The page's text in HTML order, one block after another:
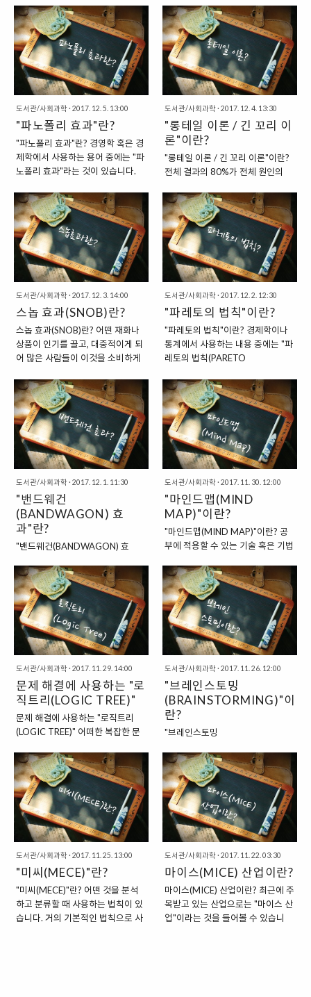
식이라고 할 수 있는 것이지요. "주
식의 물타기와 상당히 닮아있는 코
스트 에버리지 효과" 사실, 이 내용
은 주식에서 사용하는 "물타기"라는
용어와 상당히 닮아있는..
게 계산할 수 있는 72의 법칙" 그래
서 복리 이자를 간단하게 계산하는
방식이 있습니다. 경제학에서 다루
는 용..
국 세상은 돌고 돈다고 할 수 있는데
요. 이러한 내용을 가지고 실험을 한
내용이 있습니다. 바로 "친절함"과
"불친절함"에 반응하는 사람들의 모
습을 보여주는 실험인 것이지요.
"친절함과 불친절함에 반응하는 손
님들의 태도" 이 실험에서 다루고
있는 내용은 간단합니다. 바로 친절
한 점원이 실수를 저질렀을 때와 불
친절한 점원이 실수를 저질렀을 때,
손님들의 반응을 살펴보는 실험이
지요. 실험의 방법은 간단합니다. 카
스름돈을 더 많이 거슬러줍니다. 그
러고 나서 손님들의 반응을 관찰하
는 것이지요. 하지만 여기에 다른 점
이 있습니다. 바로 한 그룹에게..
지점에서 형성이 되고 있는데요. 하
지만, 이러한 원칙에서 상당히 벗어
나는 경우도 현실에서는 존재합니
다. 현실이 항상 이론과 함께 맞아떨
어지는 것은 아니니 말이죠. 어떤 특
정한 상품의 경우에는 가격이 낮을
때보다 가격이 비쌀 때 오히려 더 많
이 팔리기도 합니다. 정말 아이러니
한 현상인데, 실제로 이런 일이 벌어
지기도 하지요. 다이아몬드와 같은
보석류는 오히려, 가격이 더 높아질
수록 소비가 더 증가하기도 하는 것
이지요. "베블렌 효과란 무엇일까?"
이렇게, 일반적으로 가격이 시장에
서 형성되는 것이 아니라, 특정한 상
품의 경우에는 가격이 상승하는데
도 오히려 수요가 증가하는 ..
도서관/사회과학· 2017. 12. 5. 13:00
"파노폴리 효과"란?
"파노폴리 효과"란? 경영학 혹은 경
제학에서 사용하는 용어 중에는 "파
노폴리 효과"라는 것이 있습니다.
데요. 파노폴리 효과는 "EFFECT
DE PANOPLIE"라는 말로, 프랑스
어에서 나온 말입니다. 파노폴리는
프랑스어로 "집합"이라는 의미를 가
진 단어인데요. 프랑스의 철학자인
"장 보드리아르"가 사회학의 입장에
서 "명품이 현대 사회를 다시 계급
사회로 나누고 있다."며 비판하는 내
용으로 쓴 용어라고 합니다. "파노
폴리 효과란 무엇일까?" 그렇다면,
이러한 파노폴리 효과가 담고 있는
내용이 무엇일까요? 생각보다 간단
한 내용인데요. "특정 제품을 소비
하면, 유사한 급의 제품을 소비하는
소비자 집단과 같아진다는 환상"을
가리키는 말입니다. 쉽게 생각해서,
상류층이 어떤 ..
도서관/사회과학· 2017. 12. 4. 13:30
"롱테일 이론 / 긴 꼬리 이
론"이란?
"롱테일 이론 / 긴 꼬리 이론"이란?
전체 결과의 80%가 전체 원인의
는 "파레토의 법칙"이 있습니다. 하
지만, 같은 것을 보고도, 이렇게 다
른 시각으로 접근을 하기도 하는데
요. 파레토의 법칙은 이렇게 원인을
일으키는 20%의 소수에 집중하는
내용이라고 한다면, 롱테일 이론은
그 반대로 나머지 80%에 집중하는
이론이라고 할 수 있을 것입니다.
"롱테일 이론이란?" 롱테일 이론은
우리말로는 "긴 꼬리"이론이라고 옮
겨볼 수 있을 텐데요. 파레토의 법칙
을 가지고 그래프를 그려보면, 20%
에 속하는 부분은 아주 진하게 나타
날 것이고, 나머지 80%의 부분은
가늘고 길게 나타날 것입니다. 그만
큼, 원인을 발생시키는 효과가 미미
할 것이니 말이죠. 그래프에서 이렇
게 가늘고 길게 ..
도서관/사회과학· 2017. 12. 3. 14:00
스놉 효과(SNOB)란?
스놉 효과(SNOB)란? 어떤 재화나
상품이 인기를 끌고, 대중적이게 되
어 많은 사람들이 이것을 소비하게
드는 경우가 있습니다. 이러한 현상
을 두고 경제학에서는 "스놉 효
과"라고 하는데요. 여기에서의 스놉
은 영어의 "SNOB"이라는 단어에서
나온 표현입니다. "스놉(SNOB) =
고상한 체하는 사람 / 우월 의식에
빠져 있는 사람" 스놉이라는 말은
우리말로는 "속물"정도로 옮겨볼 수
있는 단어인데요. 상류사회를 동경
하고, 고상한 체하는 사람을 가리키
는 말이랍니다. 그래서, 우월의식에
는 사람을 가리키는 표현인 것이지
요. 그래서, 이렇게 어떤 재화나 상
품의 소비가 증가해서 많은 사람들
이 그것을 보유하거나 누리게 되면,
그것에 대한 소비..
도서관/사회과학· 2017. 12. 2. 12:30
"파레토의 법칙"이란?
"파레토의 법칙"이란? 경제학이나
통계에서 사용하는 내용 중에는 "파
레토의 법칙(PARETO
다. 이는 바로 이탈리아의 경제학자
"빌프레도 파레토"의 이름에서 따온
용어이지요. 이 용어를 경영학에 처
음으로 사용한 사람은 "조셉 주
란"이라는 사람입니다. "파레토의
법칙이란 무엇일까?" 파레토의 법
칙은 생각보다 간단합니다. 바로
"80:20의 법칙"이라는 말로 간단하
게 표현해볼 수 있는 법칙이지요. 이
내용은 바로 "전체 결과의 80%가
상"을 가리키는 말인데요. 이러한
파레토 법칙의 예로는 "20%의 백
화점 고객이 80% 매출액에 해당하
는 만큼의 소비를 일으키는 것"을
예로 들 수 있습니다. "파레토 법칙
의 다양한 예들..." 이러한 ..
도서관/사회과학· 2017. 12. 1. 11:30
"밴드웨건
(BANDWAGON) 효
과"란?
"밴드웨건(BANDWAGON) 효
이라는 영어 단어가 있습니다. 밴드
웨건은 축제 등에서 벌어지는 행렬
의 가장 앞에서 밴드를 태우고 행렬
을 이끌며 흥을 돋우는 역할을 하는
마차나 자동차를 가리킵니다. 이는
19세기 말 미국에서 선거에 밴드웨
건을 동원하면서 사람들의 관심을
끄는 데 성공했고, 그로 인해서 20
세기 이후부터는 선거 유세 현장에
서 밴드웨건을 타고 유세를 하는 것
이 일반적인 것이 되었다고 하지요.
이러한 밴드웨건의 특징에서 나온
에서 사용하는 용어로 "밴드웨건 효
과"라는 용어이지요. "밴드웨건 효
과란?" 밴드웨건 효과는 정치학과
경제학에서 사용하는데, 두 분야에
서 사용하는 용어의 의미가 조금 다
르긴 합니다. 한 번 나누어서 정리
도서관/사회과학· 2017. 11. 30. 12:00
"마인드맵(MIND
MAP)"이란?
"마인드맵(MIND MAP)"이란? 공
부에 적용할 수 있는 기술 혹은 기법
라는 것이 있습니다. 자신이 여태까
지 배웠던 내용을 바탕으로 마치 지
도를 그리듯이, 백지에 하나씩 그 내
용을 채워나가는 기법을 가리키지
요. 이것저것 적어두면서, 유사한 것
은 유사한 것끼리 모아서 가지를 쳐
나가면서 마치 "나뭇가지"가 뻗어나
가듯이 생각의 꼬리를 이어나가는
기법이지요. "마인드맵은 누가 만들
었을까?" 이러한 마인드맵의 이론
은 영국의 전직 언론인인 토니 부잔
이 주장했다고 합니다. 그는 성공의
비결로 기록하는 습관을 가지는 것
의 중요성에 대해서 역설했는데요.
그로 인해서, 이 이론은 한 때 유럽
에서 선풍적인 인기를 끌기도 했습
니다. 기록의 중요성을 역설한 이유
는 간단했는데요. 바로 기록..
도서관/사회과학· 2017. 11. 29. 14:00
문제 해결에 사용하는 "로
직트리(LOGIC TREE)"
문제 해결에 사용하는 "로직트리
(LOGIC TREE)" 어떠한 복잡한 문
적절한 방법을 찾아내는 데 사용하
는 기법이 있습니다. 바로 "로직트
리(LOGIC TREE)"라고 불리는 기
술인데요. 원인과 결과(해결책)로
이어지는 과정이 마치 나뭇가지가
뻗어나가는 것과 유사하게 생겼다
고 하여 붙은 이름이지요. "로직트
리 = 원인과 해결책을 찾는 데 사용
하는 사고기술" 로직트리를 쉽게 생
각해보면, 문제를 해결하기 위해서
원인과 해결책을 정리해나가면서
정답을 찾는 사고기술이라고 할 수
도서관/사회과학· 2017. 11. 26. 12:00
"브레인스토밍
(BRAINSTORMING)"이
란?
"브레인스토밍
인 아이디어를 얻기 위한 기법으로
"브레인스토밍
(BRAINSTORMING)"이라는 기법
이 있습니다. 이 단어는 뇌를 의미하
는 "BRAIN"이라는 단어와 "폭풍"을
가리키는 "STORM"이 조합이 되어
서 만들어진 단어인데요. 마치 머리
속에 폭풍이 몰아치듯이, 다양한 신
선한 아이디어가 샘솟는 것에서 유
래한 표현이랍니다. "브레인스토밍
= 집단적 창의적 발상기법" 브레인
스토밍은 집단적 창의적 발상 기법
도서관/사회과학· 2017. 11. 25. 13:00
"미씨(MECE)"란?
"미씨(MECE)"란? 어떤 것을 분석
하고 분류할 때 사용하는 법칙이 있
습니다. 거의 기본적인 법칙으로 사
도서관/사회과학· 2017. 11. 22. 03:30
마이스(MICE) 산업이란?
마이스(MICE) 산업이란? 최근에 주
목받고 있는 산업으로는 "마이스 산
업"이라는 것을 들어볼 수 있습니